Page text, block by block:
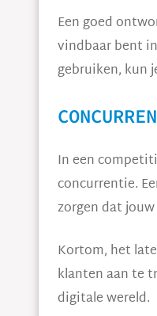
Een goed
vindbaar bent
gebruiken, kun
In een
concurrentie.
zorgen dat
Kortom, het
klanten aan te
digitale wereld.